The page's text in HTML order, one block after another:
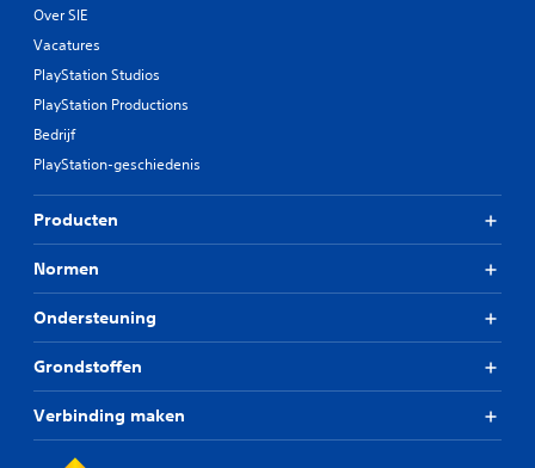
Over SIE
Vacatures
PlayStation Studios
PlayStation Productions
Bedrijf
PlayStation-geschiedenis
Producten
Normen
Ondersteuning
Grondstoffen
Verbinding maken